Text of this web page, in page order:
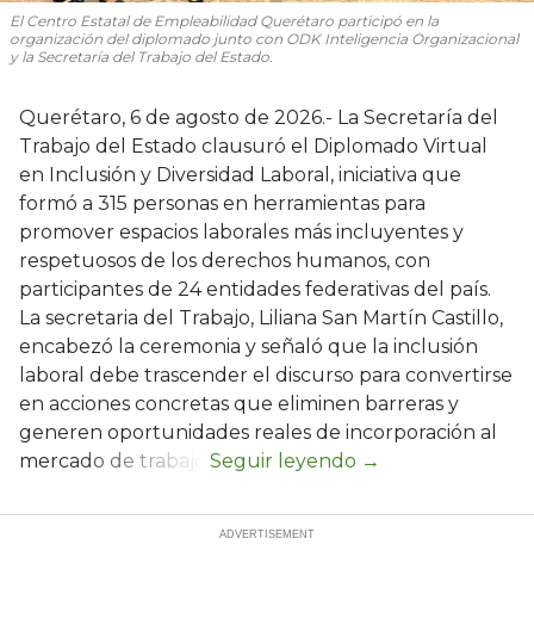
El Centro Estatal de Empleabilidad Querétaro participó en la
organización del diplomado junto con ODK Inteligencia Organizacional
y la Secretaría del Trabajo del Estado.
Querétaro, 6 de agosto de 2026.- La Secretaría del
Trabajo del Estado clausuró el Diplomado Virtual
en Inclusión y Diversidad Laboral, iniciativa que
formó a 315 personas en herramientas para
promover espacios laborales más incluyentes y
respetuosos de los derechos humanos, con
participantes de 24 entidades federativas del país.
La secretaria del Trabajo, Liliana San Martín Castillo,
encabezó la ceremonia y señaló que la inclusión
laboral debe trascender el discurso para convertirse
en acciones concretas que eliminen barreras y
generen oportunidades reales de incorporación al
mercado de trabajo.